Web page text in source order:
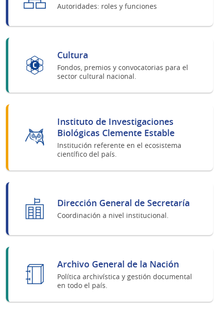
Autoridades: roles y funciones
Cultura
Fondos, premios y convocatorias para el
sector cultural nacional.
Instituto de Investigaciones
Biológicas Clemente Estable
Institución referente en el ecosistema
científico del país.
Dirección General de Secretaría
Coordinación a nivel institucional.
Archivo General de la Nación
Política archivística y gestión documental
en todo el país.